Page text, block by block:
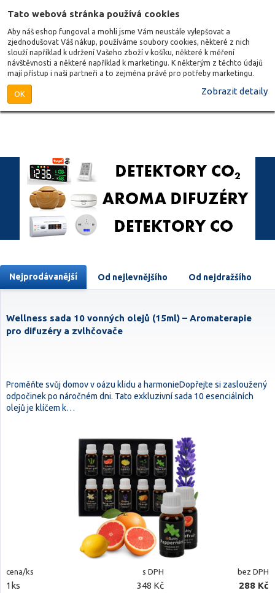
Tato webová stránka používá cookies
Aby náš eshop fungoval a mohli jsme Vám neustále vylepšovat a
zjednodušovat Váš nákup, používáme soubory cookies, některé z nich
slouží například k udržení Vašeho zboží v košíku, některé k měření
návštěvnosti a některé například k marketingu. K některým z těchto údajů
mají přístup i naši partneři a to zejména právě pro potřeby marketingu.
OK Zobrazit detaily
Nejprodávanější Od nejlevnějšího Od nejdražšího
Wellness sada 10 vonných olejů (15ml) – Aromaterapie
pro difuzéry a zvlhčovače
Proměňte svůj domov v oázu klidu a harmonieDopřejte si zasloužený
odpočinek po náročném dni. Tato exkluzivní sada 10 esenciálních
olejů je klíčem k…
cena/ks s DPH bez DPH
1ks 348 Kč 288 Kč